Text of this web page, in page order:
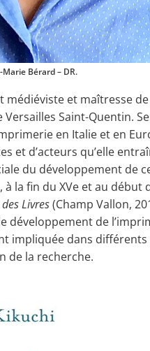
Marie Bérard – DR.
médiéviste et maîtresse de
Versailles Saint-Quentin.
en Italie et en
et d’acteurs qu’elle
du développement de
la fin du XVe et au début
Livres(Champ Vallon,
développement de
impliquée dans
de la recherche.